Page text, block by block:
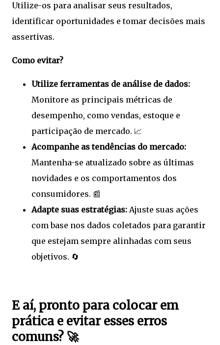
Utilize-os para analisar seus resultados,
identificar oportunidades e tomar decisões mais
assertivas.
Como evitar?
Utilize ferramentas de análise de dados:
Monitore as principais métricas de
desempenho, como vendas, estoque e
participação de mercado. 📈
Acompanhe as tendências do mercado:
Mantenha-se atualizado sobre as últimas
novidades e os comportamentos dos
consumidores. 📰
Adapte suas estratégias: Ajuste suas ações
com base nos dados coletados para garantir
que estejam sempre alinhadas com seus
objetivos. 🔄
E aí, pronto para colocar em
prática e evitar esses erros
comuns? 🚀